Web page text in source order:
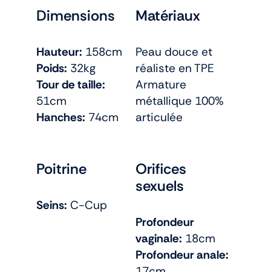
Dimensions
Hauteur: 158cm
Poids: 32kg
Tour de taille:
51cm
Hanches: 74cm
Poitrine
Seins: C-Cup
Matériaux
Peau douce et
réaliste en TPE
Armature
métallique 100%
articulée
Orifices
sexuels
Profondeur
vaginale: 18cm
Profondeur anale: